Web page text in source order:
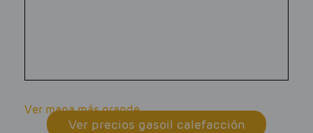
Ver mapa más grande
Ver precios gasoil calefacción